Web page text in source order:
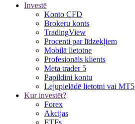
Investē
Konto CFD
Brokeru konts
TradingView
Procenti par līdzekļiem
Mobilā lietotne
Profesionāls klients
Meta trader 5
Papildini kontu
Lejupielādē lietotni vai MT5
Kur investēt?
Forex
Akcijas
ETFs